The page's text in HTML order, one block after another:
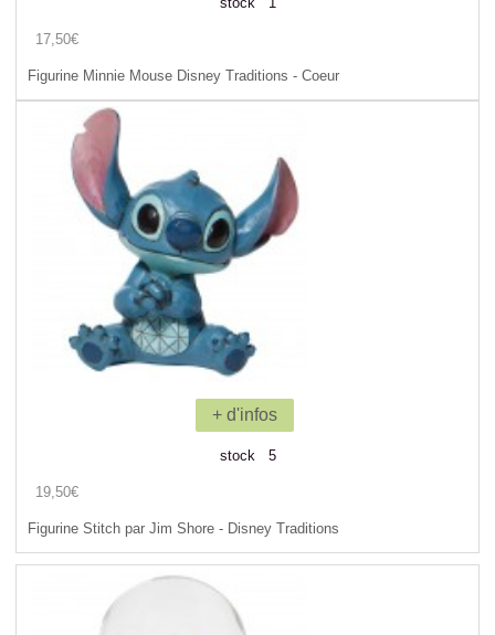
17,50€
Figurine Minnie Mouse Disney Traditions - Coeur
+ d'infos
stock 5
19,50€
Figurine Stitch par Jim Shore - Disney Traditions